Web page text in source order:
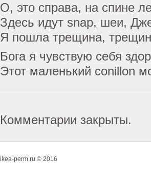
О, это справа, на спине
Здесь идут snap, шеи,
Я пошла трещина,
Бога я чувствую себя
Этот маленький conillon
Комментарии закрыты.
ikea-perm.ru © 2016